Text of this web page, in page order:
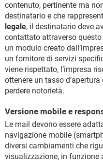
contenuto, pertinente ma
destinatario e che
legale, il destinatario deve
contattato attraverso
un modulo creato
un fornitore di servizi
viene rispettato, l’impresa
ottenere un tasso
perdere notorietà.
Versione mobile e
Le mail devono essere
navigazione mobile
diversi cambiamenti che
visualizzazione, in funzione